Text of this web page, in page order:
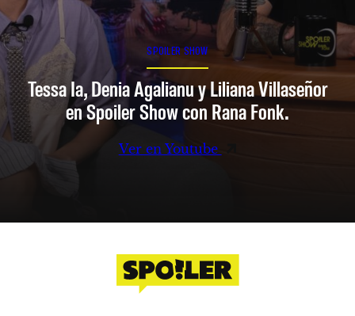
SPOILER SHOW
Tessa Ia, Denia Agalianu y Liliana Villaseñor
en Spoiler Show con Rana Fonk.
Ver en Youtube